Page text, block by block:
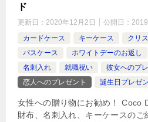
ド
更新日： 2020年12月2日 公開日：
カードケース
キーケース
クリ
パスケース
ホワイトデーのお返し
名刺入れ
就職祝い
彼女へのプ
恋人へのプレゼント
誕生日プレゼ
女性への贈り物にお勧め！ Coco
財布、名刺入れ、キーケースのご